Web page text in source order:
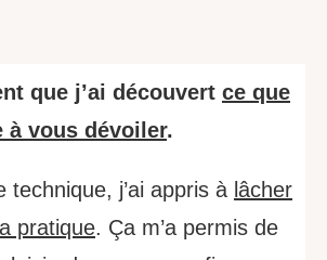
que j’ai découvert ce que
à vous dévoiler.
technique, j’ai appris à lâcher
pratique. Ça m’a permis de